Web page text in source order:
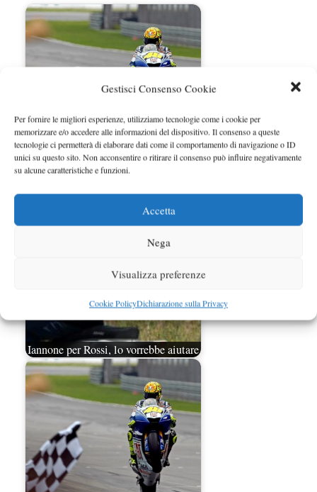
Gestisci Consenso Cookie
Per fornire le migliori esperienze, utilizziamo tecnologie come i cookie per
memorizzare e/o accedere alle informazioni del dispositivo. Il consenso a queste
tecnologie ci permetterà di elaborare dati come il comportamento di navigazione o ID
unici su questo sito. Non acconsentire o ritirare il consenso può influire negativamente
su alcune caratteristiche e funzioni.
Accetta
Nega
Visualizza preferenze
Cookie PolicyDichiarazione sulla Privacy
MotoGp Sepang 2009, Orari e
Presentazione gran…
Iannone per Rossi, lo vorrebbe aiutare